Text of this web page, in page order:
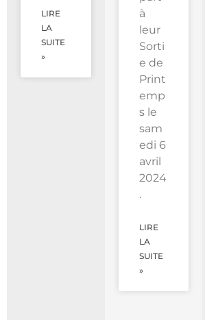
LIRE
LA
SUITE
»
à
leur
Sorti
e de
Print
emp
s le
sam
edi 6
avril
2024
.
LIRE
LA
SUITE
»